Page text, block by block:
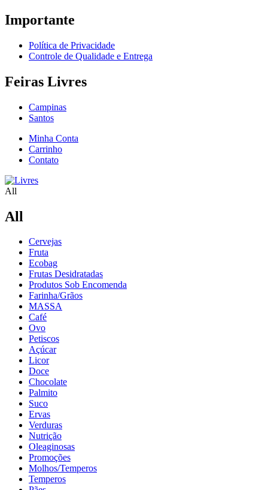
Importante
Política de Privacidade
Controle de Qualidade e Entrega
Feiras Livres
Campinas
Santos
Minha Conta
Carrinho
Contato
All
All
Cervejas
Fruta
Ecobag
Frutas Desidratadas
Produtos Sob Encomenda
Farinha/Grãos
MASSA
Café
Ovo
Petiscos
Açúcar
Licor
Doce
Chocolate
Palmito
Suco
Ervas
Verduras
Nutrição
Oleaginosas
Promoções
Molhos/Temperos
Temperos